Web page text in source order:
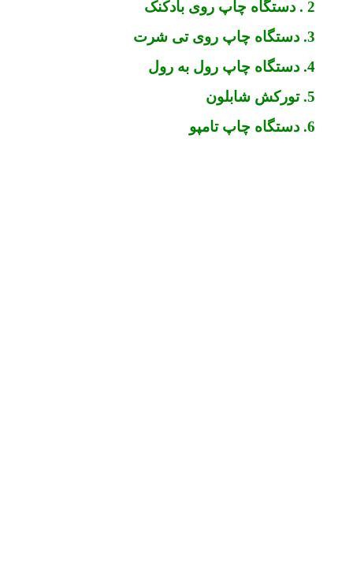
2 . دستگاه چاپ روی بادکنک
3. دستگاه چاپ روی تی شرت
4. دستگاه چاپ رول به رول
5. تورکش شابلون
6. دستگاه چاپ تامپو